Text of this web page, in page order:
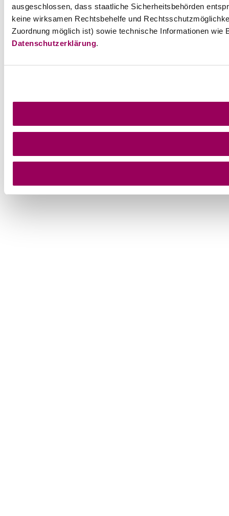
ausgeschlossen, dass staatliche Sicherheitsbehörden
keine wirksamen Rechtsbehelfe und
Zuordnung möglich ist) sowie technische Informationen
Datenschutzerklärung.